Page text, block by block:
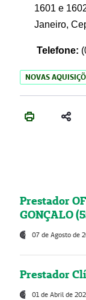
1601 e
Janeiro,
Telefone:
NOVAS
Prestador
GONÇALO
07 de Agosto de
Prestador
01 de Abril de